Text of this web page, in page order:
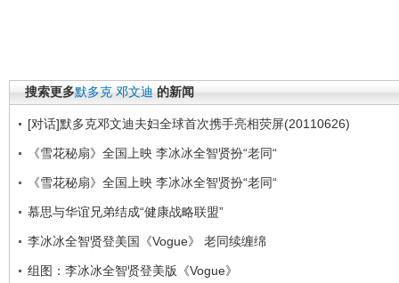
搜索更多默多克 邓文迪 的新闻
[对话]默多克邓文迪夫妇全球首次携手亮相荧屏(20110626)
《雪花秘扇》全国上映 李冰冰全智贤扮“老同“
《雪花秘扇》全国上映 李冰冰全智贤扮“老同“
慕思与华谊兄弟结成“健康战略联盟”
李冰冰全智贤登美国《Vogue》 老同续缠绵
组图：李冰冰全智贤登美版《Vogue》